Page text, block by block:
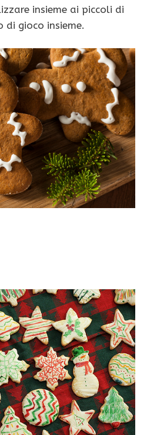
insieme ai piccoli di
di gioco insieme.